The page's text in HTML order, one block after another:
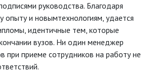
руководства. Благодаря
опыту и новымтехнологиям, удается
идентичные тем, которые
вузов. Ни один менеджер
при приеме сотрудников на работу не